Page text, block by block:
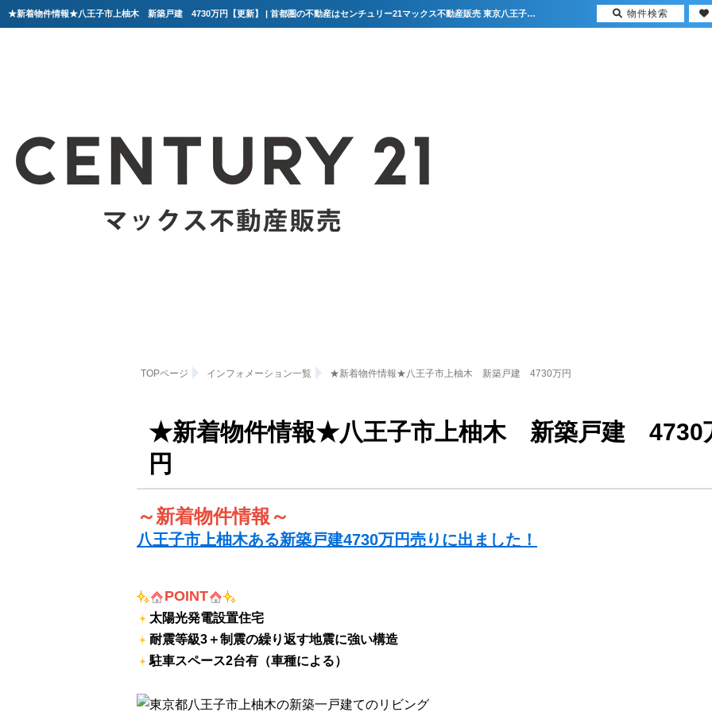
★新着物件情報★八王子市上柚木 新築戸建 4730万円【更新】 | 首都圏の不動産はセンチュリー21マックス不動産販売 東京八王子店・東京荻窪店
TOPページ インフォメーション一覧 ★新着物件情報★八王子市上柚木 新築戸建 4730万円
★新着物件情報★八王子市上柚木 新築戸建 4730
円
～新着物件情報～
八王子市上柚木ある新築戸建4730万円売りに出ました！
POINT
太陽光発電設置住宅
耐震等級3＋制震の繰り返す地震に強い構造
駐車スペース2台有（車種による）
物件検索